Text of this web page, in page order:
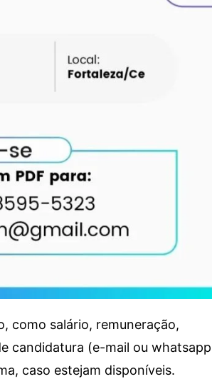
como salário, remuneração,
candidatura (e-mail ou whatsapp
caso estejam disponíveis.